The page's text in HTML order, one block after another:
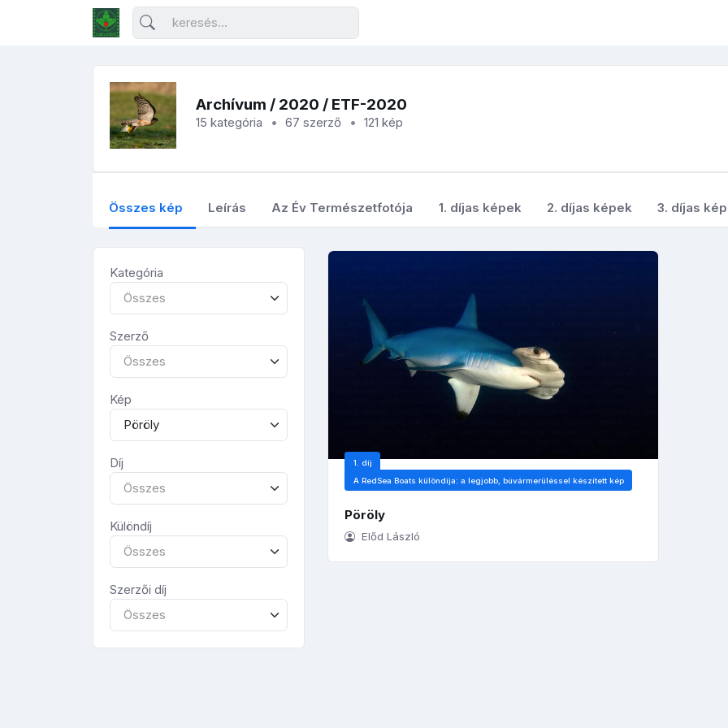
Archívum / 2020 / ETF-2020
15 kategória 67 szerző 121 kép
Összes kép Leírás Az Év Természetfotója 1. díjas képek 2. díjas képek 3. díjas
Kategória
Összes
Szerző
Összes
Kép
Pöröly
Díj
Összes
Különdíj
Összes
Szerzői díj
Összes
1. díj
A RedSea Boats különdíja: a legjobb, búvármerüléssel készített kép
Pöröly
Előd László